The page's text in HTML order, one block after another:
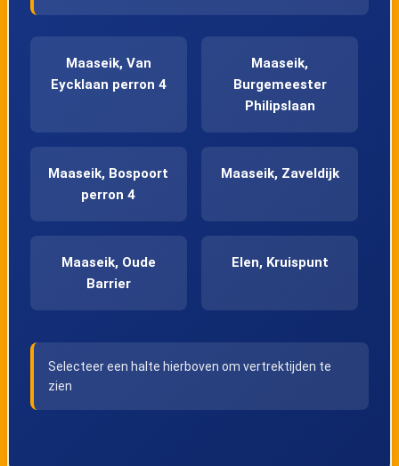
Maaseik, Van
Eycklaan perron 4
Maaseik,
Burgemeester
Philipslaan
Maaseik, Bospoort
perron 4
Maaseik, Zaveldijk
Maaseik, Oude
Barrier
Elen, Kruispunt
Selecteer een halte hierboven om vertrektijden te
zien